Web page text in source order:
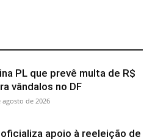
PL que prevê multa de R$
vândalos no DF
agosto de 2026
oficializa apoio à reeleição de